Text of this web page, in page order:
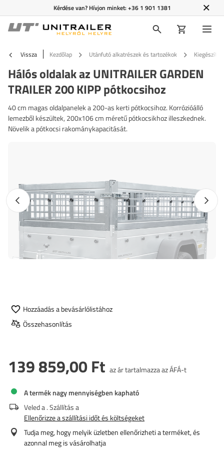
Kérdése van? Hívjon minket:+36 1 901 1381
Vissza Kezdőlap Utánfutó alkatrészek és tartozékok Kiegészítő
Hálós oldalak az UNITRAILER GARDEN
TRAILER 200 KIPP pótkocsihoz
40 cm magas oldalpanelek a 200-as kerti pótkocsihoz. Korrózióálló
lemezből készültek, 200x106 cm méretű pótkocsikhoz illeszkednek.
Növelik a pótkocsi rakománykapacitását.
Előző fotó
Hozzáadás a bevásárlólistához
Összehasonlítás
139 859,00 Ft az ár tartalmazza az ÁFÁ-t
A termék nagy mennyiségben kapható
Veled a. Szállítás a
Ellenőrizze a szállítási időt és költségeket
Tudja meg, hogy melyik üzletben ellenőrizheti a terméket, és
azonnal meg is vásárolhatja